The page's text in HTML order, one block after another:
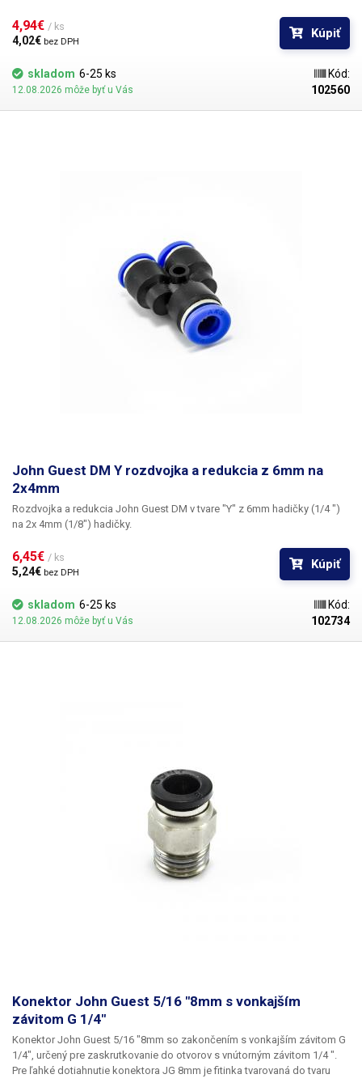
4,94€ / ks
4,02€ bez DPH
Kúpiť
skladom 6-25 ks
12.08.2026 môže byť u Vás
Kód:
102560
John Guest DM Y rozdvojka a redukcia z 6mm na
2x4mm
Rozdvojka a redukcia John Guest DM v tvare "Y" z 6mm hadičky (1/4 ")
na 2x 4mm (1/8") hadičky.
6,45€ / ks
5,24€ bez DPH
Kúpiť
skladom 6-25 ks
12.08.2026 môže byť u Vás
Kód:
102734
Konektor John Guest 5/16 "8mm s vonkajším
závitom G 1/4"
Konektor John Guest 5/16 "8mm so zakončením s vonkajším závitom G
1/4", určený pre zaskrutkovanie do otvorov s vnútorným závitom 1/4 ".
Pre ľahké dotiahnutie konektora JG 8mm je fitinka tvarovaná do tvaru